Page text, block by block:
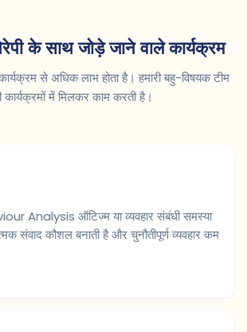
के साथ जोड़े जाने वाले कार्यक्रम
से अधिक लाभ होता है। हमारी बहु-विषयक टीम
कार्यक्रमों में मिलकर काम करती है।
Analysis ऑटिज्म या व्यवहार संबंधी समस्या
संवाद कौशल बनाती है और चुनौतीपूर्ण व्यवहार कम